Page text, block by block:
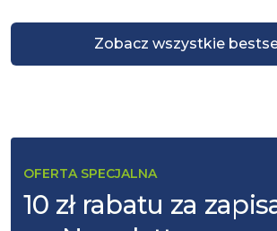
Zobacz wszystkie
OFERTA SPECJALNA
10 zł rabatu za